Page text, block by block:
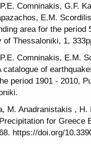
Comninakis, G.F.
E.M.
area for the period
of Thessaloniki, 1,
Comninakis, E.M.
catalogue of
period 1901 - 2010,
M. Anadranistakis ,
for Greece
https://doi.org/